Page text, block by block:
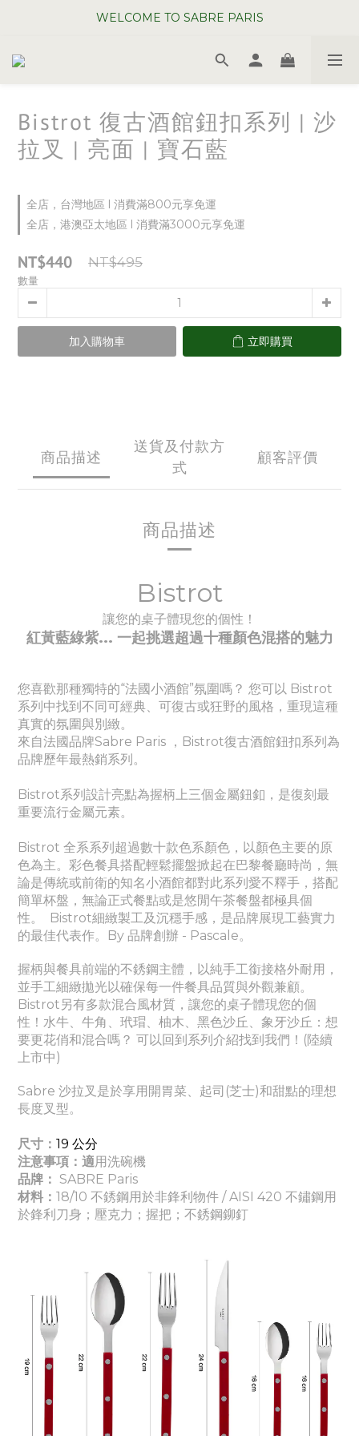
WELCOME TO SABRE PARIS
WELCOME TO SABRE PARIS
夏日年中慶全館 88 折
Bistrot 復古酒館鈕扣系列 | 沙
拉叉 | 亮面 | 寶石藍
全店，台灣地區 l 消費滿800元享免運
全店，港澳亞太地區 l 消費滿3000元享免運
NT$440 NT$495
數量
加入購物車 立即購買
商品描述
送貨及付款方
式
顧客評價
商品描述
Bistrot
讓您的桌子體現您的個性！
紅黃藍綠紫... 一起挑選超過十種顏色混搭的魅力
您喜歡那種獨特的“法國小酒館”氛圍嗎？ 您可以 Bistrot
系列中找到不同可經典、 可復古或狂野的風格，重現這種
真實的氛圍與別緻。
來自法國品牌Sabre Paris ，Bistrot復古酒館鈕扣系列為
品牌歷年最熱銷系列。
Bistrot系列設計亮點為握柄上三個金屬鈕釦，是復刻最
重要流行金屬元素。
Bistrot 全系系列超過數十款色系顏色，以顏色主要的原
色為主。彩色餐具搭配輕鬆擺盤掀起在巴黎餐廳時尚，無
論是傳統或前衛的知名小酒館都對此系列愛不釋手，搭配
簡單杯盤，無論正式餐點或是悠閒午茶餐盤都極具個
性。
Bistrot細緻製工及沉穩手感，是品牌展現工藝實力
的最佳代表作。By 品牌創辦 - Pascale。
握柄與餐具前端的不銹鋼主體，以純手工銜接格外耐用，
並手工細緻拋光以確保每一件餐具品質與外觀兼顧。
Bistrot另有多款混合風材質，讓您的桌子體現您的個
性！水牛、牛角、玳瑁、柚木、黑色沙丘、象牙沙丘：想
要更花俏和混合嗎？ 可以回到系列介紹找到我們！(陸續
上市中)
Sabre 沙拉叉是於享用開胃菜、起司(芝士)和甜點的理想
長度叉型。
尺寸： 19 公分
注意事項：適用洗碗機
品牌： SABRE Paris
材料： 18/10 不銹鋼用於非鋒利物件 / AISI 420 不鏽鋼用
於鋒利刀身 ；壓克力 ；握把 ； 不銹鋼鉚釘